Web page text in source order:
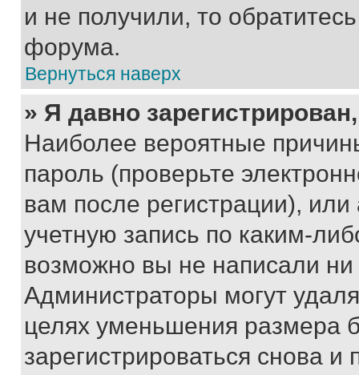
и не получили, то
форума.
Вернуться наверх
» Я давно
Наиболее вероятные
пароль (проверьте
вам после регистрации),
учетную запись по каким-
возможно вы не написали
Администраторы могут
целях уменьшения размера
зарегистрироваться снова и